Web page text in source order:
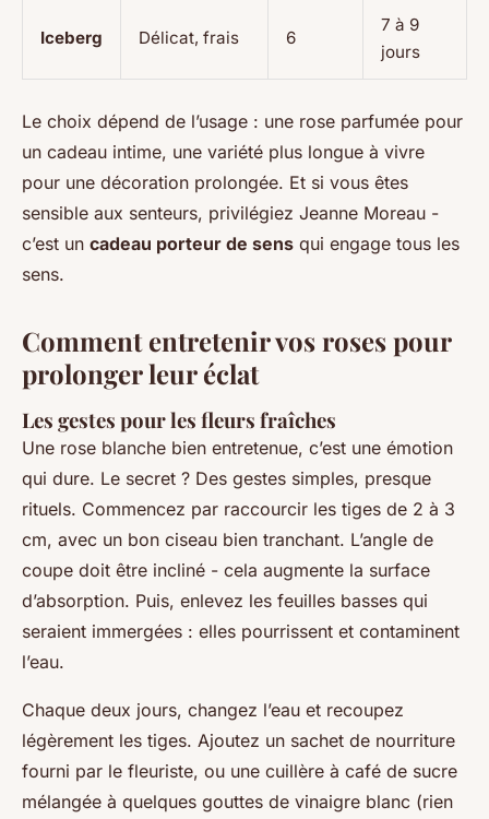
Iceberg Délicat, frais 6
7 à 9
jours
Le choix dépend de l’usage : une rose parfumée pour
un cadeau intime, une variété plus longue à vivre
pour une décoration prolongée. Et si vous êtes
sensible aux senteurs, privilégiez Jeanne Moreau -
c’est un cadeau porteur de sens qui engage tous les
sens.
Comment entretenir vos roses pour
prolonger leur éclat
Les gestes pour les fleurs fraîches
Une rose blanche bien entretenue, c’est une émotion
qui dure. Le secret ? Des gestes simples, presque
rituels. Commencez par raccourcir les tiges de 2 à 3
cm, avec un bon ciseau bien tranchant. L’angle de
coupe doit être incliné - cela augmente la surface
d’absorption. Puis, enlevez les feuilles basses qui
seraient immergées : elles pourrissent et contaminent
l’eau.
Chaque deux jours, changez l’eau et recoupez
légèrement les tiges. Ajoutez un sachet de nourriture
fourni par le fleuriste, ou une cuillère à café de sucre
mélangée à quelques gouttes de vinaigre blanc (rien